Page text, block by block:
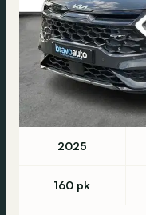
2025
160 pk